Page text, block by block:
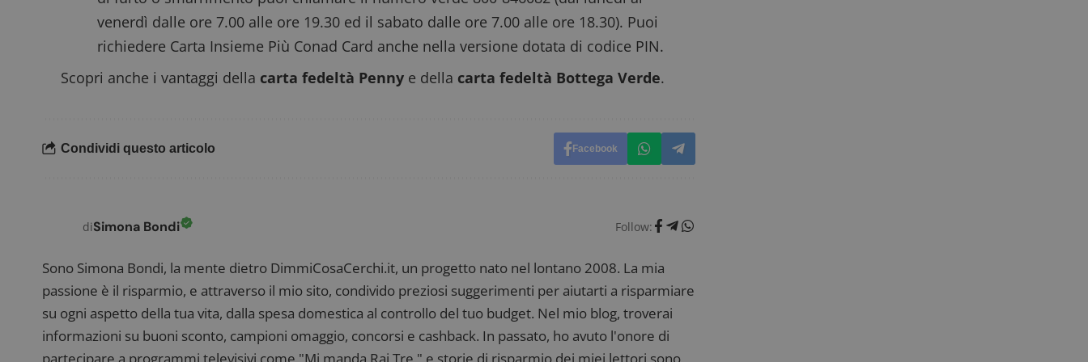
venerdì dalle ore 7.00 alle ore 19.30 ed il sabato dalle ore 7.00 alle ore 18.30). Puoi
richiedere Carta Insieme Più Conad Card anche nella versione dotata di codice PIN.
Scopri anche i vantaggi della carta fedeltà Penny e della carta fedeltà Bottega Verde.
Condividi questo articolo Facebook
diSimona Bondi Follow:
Sono Simona Bondi, la mente dietro DimmiCosaCerchi.it, un progetto nato nel lontano 2008. La mia
passione è il risparmio, e attraverso il mio sito, condivido preziosi suggerimenti per aiutarti a risparmiare
su ogni aspetto della tua vita, dalla spesa domestica al controllo del tuo budget. Nel mio blog, troverai
informazioni su buoni sconto, campioni omaggio, concorsi e cashback. In passato, ho avuto l'onore di
partecipare a programmi televisivi come "Mi manda Rai Tre," e storie di risparmio dei miei lettori sono